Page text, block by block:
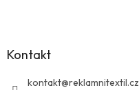
Kontakt
kontakt@reklamnitextil.cz